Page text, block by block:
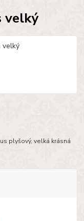
velký
plyšový, velká krásná